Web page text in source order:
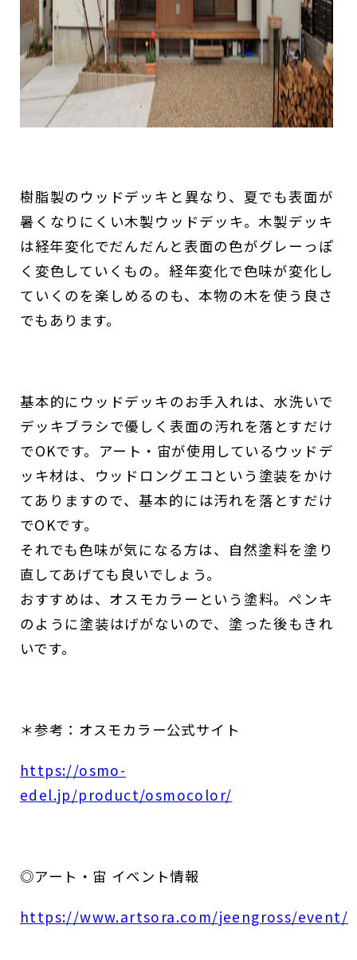
樹脂製のウッドデッキと異なり、夏でも表面が
暑くなりにくい木製ウッドデッキ。木製デッキ
は経年変化でだんだんと表面の色がグレーっぽ
く変色していくもの。経年変化で色味が変化し
ていくのを楽しめるのも、本物の木を使う良さ
でもあります。
基本的にウッドデッキのお手入れは、水洗いで
デッキブラシで優しく表面の汚れを落とすだけ
でOKです。アート・宙が使用しているウッドデ
ッキ材は、ウッドロングエコという塗装をかけ
てありますので、基本的には汚れを落とすだけ
でOKです。
それでも色味が気になる方は、自然塗料を塗り
直してあげても良いでしょう。
おすすめは、オスモカラーという塗料。ペンキ
のように塗装はげがないので、塗った後もきれ
いです。
＊参考：オスモカラー公式サイト
https://osmo-
edel.jp/product/osmocolor/
◎アート・宙 イベント情報
https://www.artsora.com/jeengross/event/